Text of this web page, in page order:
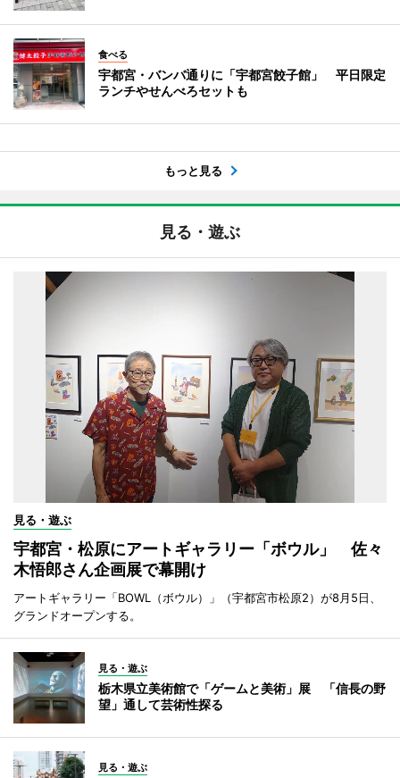
食べる
宇都宮・バンバ通りに「宇都宮餃子館」 平日限定
ランチやせんべろセットも
もっと見る
見る・遊ぶ
見る・遊ぶ
宇都宮・松原にアートギャラリー「ボウル」 佐々
木悟郎さん企画展で幕開け
アートギャラリー「BOWL（ボウル）」（宇都宮市松原2）が8月5日、
グランドオープンする。
見る・遊ぶ
栃木県立美術館で「ゲームと美術」展 「信長の野
望」通して芸術性探る
見る・遊ぶ